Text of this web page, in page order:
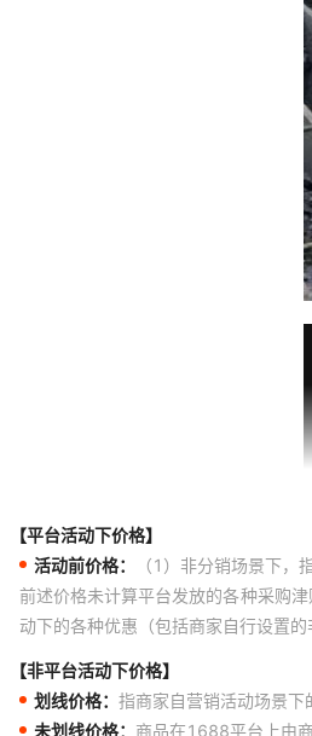
【平台活动下价格】
活动前价格：
（1）非分销场景下
前述价格未计算平台发放的各种采购
动下的各种优惠（包括商家自行设置
【非平台活动下价格】
划线价格： 指商家自营销活动场景
未划线价格： 商品在1688平台上由